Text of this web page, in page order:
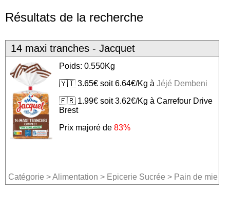
Résultats de la recherche
14 maxi tranches - Jacquet
Poids: 0.550Kg
🇾🇹 3.65€ soit 6.64€/Kg à Jéjé Dembeni
🇫🇷 1.99€ soit 3.62€/Kg à Carrefour Drive
Brest
Prix majoré de 83%
Catégorie >Alimentation > Epicerie Sucrée > Pain de mie